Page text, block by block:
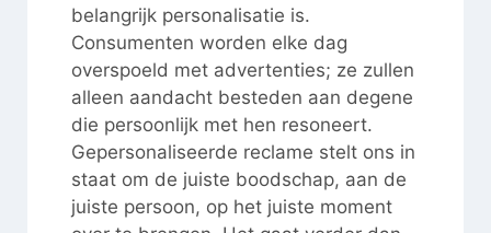
belangrijk personalisatie is.
Consumenten worden elke dag
overspoeld met advertenties; ze zullen
alleen aandacht besteden aan degene
die persoonlijk met hen resoneert.
Gepersonaliseerde reclame stelt ons in
staat om de juiste boodschap, aan de
juiste persoon, op het juiste moment